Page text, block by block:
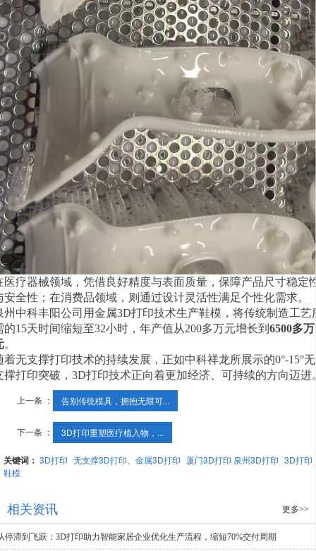
医疗器械领域，凭借良好精度与表面质量，保障产品尺寸稳定
安全性；在消费品领域，则通过设计灵活性满足个性化需求。
州中科丰阳公司用金属3D打印技术生产鞋模，将传统制造工艺
的15天时间缩短至32小时，年产值从200多万元增长到 6500多万
。
着无支撑打印技术的持续发展，正如中科祥龙所展示的0°-15°无
撑打印突破，3D打印技术正向着更加经济、可持续的方向迈进
上一条 ： 告别传统模具，拥抱无限可...
下一条 ： 3D打印重塑医疗植入物，...
关键词： 3D打印 无支撑3D打印、金属3D打印 厦门3D打印 泉州3D打印 3D打印
鞋模
相关资讯 更多>>
停滞到飞跃：3D打印助力智能家居企业优化生产流程，缩短70%交付周期